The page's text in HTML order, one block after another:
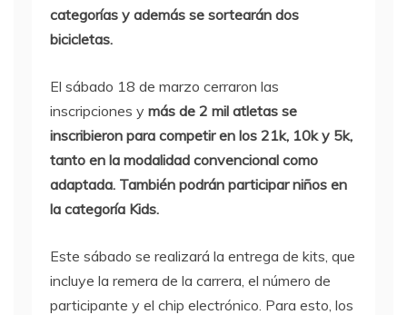
categorías y además se sortearán dos
bicicletas.
El sábado 18 de marzo cerraron las
inscripciones y más de 2 mil atletas se
inscribieron para competir en los 21k, 10k y 5k,
tanto en la modalidad convencional como
adaptada. También podrán participar niños en
la categoría Kids.
Este sábado se realizará la entrega de kits, que
incluye la remera de la carrera, el número de
participante y el chip electrónico. Para esto, los